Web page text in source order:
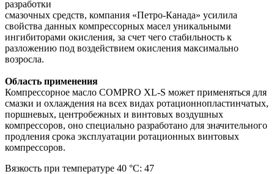
разработки
смазочных средств, компания «Петро-Канада» усилила
свойства данных компрессорных масел уникальными
ингибиторами окисления, за счет чего стабильность к
разложению под воздействием окисления максимально
возросла.
Область применения
Компрессорное масло COMPRO XL-S может применяться для
смазки и охлаждения на всех видах ротационнопластинчатых,
поршневых, центробежных и винтовых воздушных
компрессоров, оно специально разработано для значительного
продления срока эксплуатации ротационных винтовых
компрессоров.
Вязкость при температуре 40 °С: 47